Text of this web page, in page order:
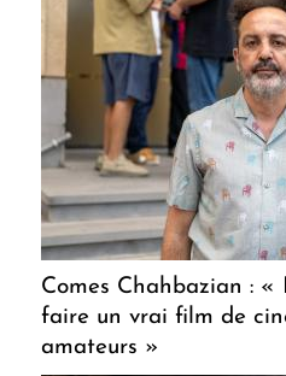
Comes Chahbazian :
faire un vrai film de
amateurs »